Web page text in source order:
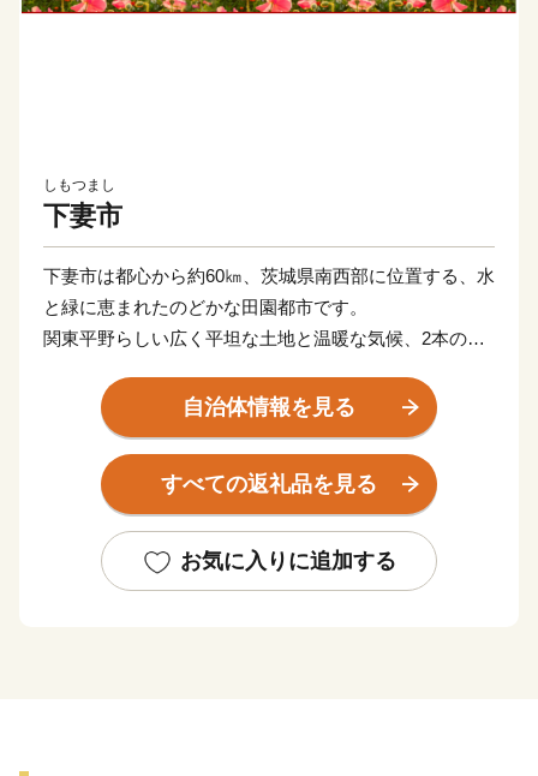
しもつまし
下妻市
下妻市は都心から約60㎞、茨城県南西部に位置する、水
と緑に恵まれたのどかな田園都市です。
関東平野らしい広く平坦な土地と温暖な気候、2本の一
た各種農産物を生産しています。
郊外には大規模商業施設等もあり、シティライフとスロ
ーライフのバランスのとれた過ごしやすい街です。
本サイトの運営は、下妻市ふるさと納税サポートセンタ
ーが行っております。
自治体情報を見る
すべての返礼品を見る
お気に入りに追加する